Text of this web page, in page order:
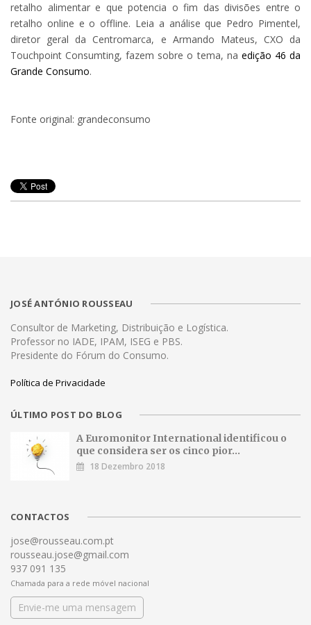
retalho alimentar e que potencia o fim das divisões entre o
retalho online e o offline. Leia a análise que Pedro Pimentel,
diretor geral da Centromarca, e Armando Mateus, CXO da
Touchpoint Consumting, fazem sobre o tema, na edição 46 da
Grande Consumo.
Fonte original: grandeconsumo
JOSÉ ANTÓNIO ROUSSEAU
Consultor de Marketing, Distribuição e Logística.
Professor no IADE, IPAM, ISEG e PBS.
Presidente do Fórum do Consumo.
Política de Privacidade
ÚLTIMO POST DO BLOG
A Euromonitor International identificou o
que considera ser os cinco pior...
18 Dezembro 2018
CONTACTOS
jose@rousseau.com.pt
rousseau.jose@gmail.com
937 091 135
Chamada para a rede móvel nacional
Envie-me uma mensagem